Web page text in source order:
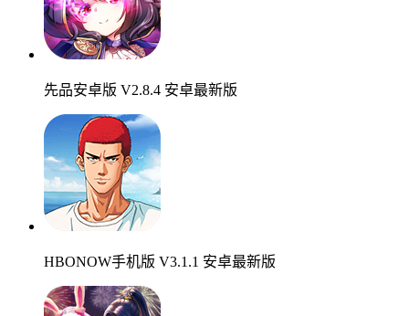
先品安卓版 V2.8.4 安卓最新版
HBONOW手机版 V3.1.1 安卓最新版